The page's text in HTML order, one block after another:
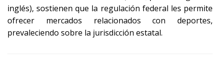
inglés), sostienen que la regulación federal les permite
ofrecer mercados relacionados con deportes,
prevaleciendo sobre la jurisdicción estatal.